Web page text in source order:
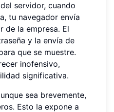
servidor, cuando
tu navegador envía
de la empresa. El
y la envía de
que se muestre.
inofensivo,
significativa.
sea brevemente,
Esto la expone a